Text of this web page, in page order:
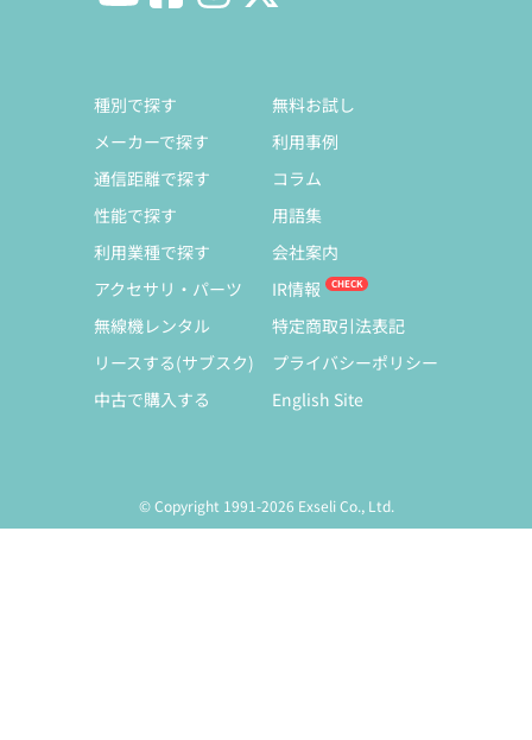
種別で探す
メーカーで探す
通信距離で探す
性能で探す
利用業種で探す
アクセサリ・パーツ
無線機レンタル
リースする(サブスク)
中古で購入する
無料お試し
利用事例
コラム
用語集
会社案内
IR情報
特定商取引法表記
プライバシーポリシー
English Site
© Copyright 1991-2026 Exseli Co., Ltd.